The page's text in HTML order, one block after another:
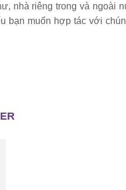
nhà riêng trong và ngoài
bạn muốn hợp tác với